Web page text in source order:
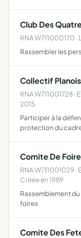
…
Club Des
RNA W711000170
Rassembler les
Collectif
RNA W711001728
2015
Participer à la
protection du
Comite De
RNA W711001029
Créée en 1989
Rassemblement
foires
Comite Des